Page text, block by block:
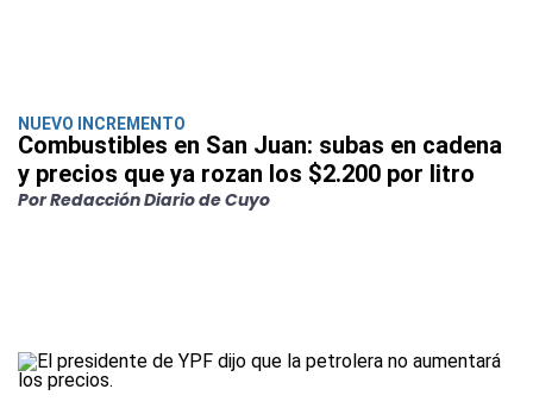
NUEVO INCREMENTO
Combustibles en San Juan: subas en cadena
y precios que ya rozan los $2.200 por litro
Por Redacción Diario de Cuyo